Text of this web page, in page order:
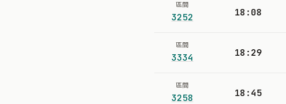
區間
3252 18:08
區間
3334 18:29
區間
3258 18:45